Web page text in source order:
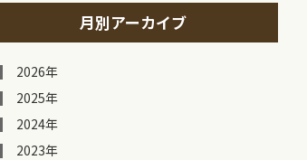
月別アーカイブ
2026年
2025年
2024年
2023年